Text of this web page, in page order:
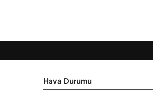
Hava Durumu